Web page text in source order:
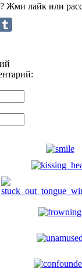
Жми лайк или